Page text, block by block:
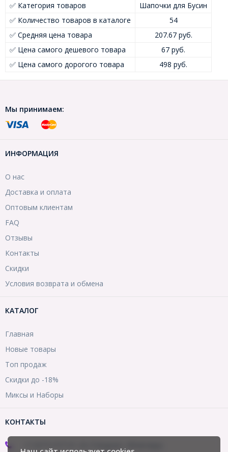
✅ Категория товаров
Шапочки для Бусин
✅ Количество товаров в каталоге
54
✅ Средняя цена товара
207.67 руб.
✅ Цена самого дешевого товара
67 руб.
✅ Цена самого дорогого товара
498 руб.
Мы принимаем:
ИНФОРМАЦИЯ
О нас
Доставка и оплата
Оптовым клиентам
FAQ
Отзывы
Контакты
Скидки
Условия возврата и обмена
КАТАЛОГ
Главная
Новые товары
Топ продаж
Скидки до -18%
Миксы и Наборы
КОНТАКТЫ